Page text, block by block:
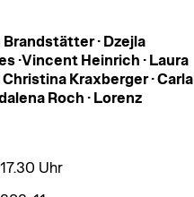
Brandstätter · Dzejla
·Vincent Heinrich · Laura
Christina Kraxberger · Carla
Roch · Lorenz
Uhr